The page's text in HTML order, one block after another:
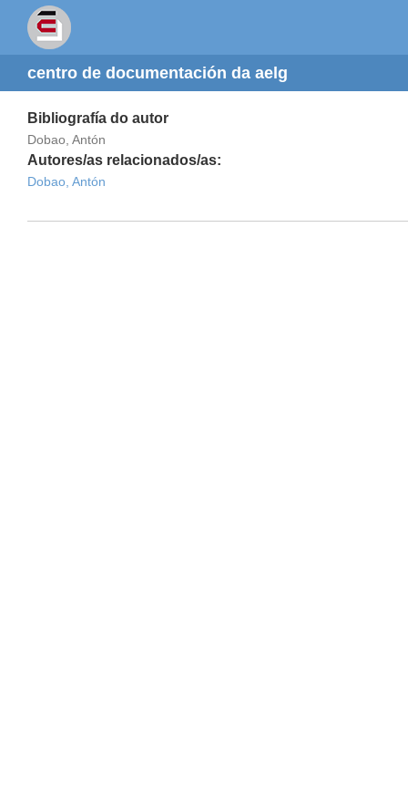
centro de documentación da aelg
Bibliografía do autor
Dobao, Antón
Autores/as relacionados/as:
Dobao, Antón